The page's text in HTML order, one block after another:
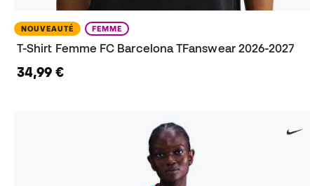
NOUVEAUTÉ FEMME
T-Shirt Femme FC Barcelona TFanswear 2026-2027
34,99 €